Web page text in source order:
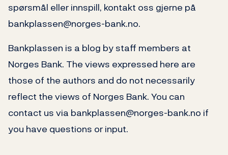
spørsmål eller innspill, kontakt oss gjerne på
bankplassen@norges-bank.no.
Bankplassen is a blog by staff members at
Norges Bank. The views expressed here are
those of the authors and do not necessarily
reflect the views of Norges Bank. You can
contact us via bankplassen@norges-bank.no if
you have questions or input.